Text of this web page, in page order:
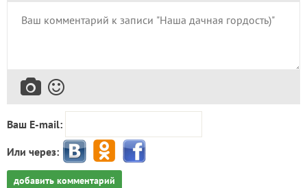
Ваш E-mail:
Или через:
добавить комментарий